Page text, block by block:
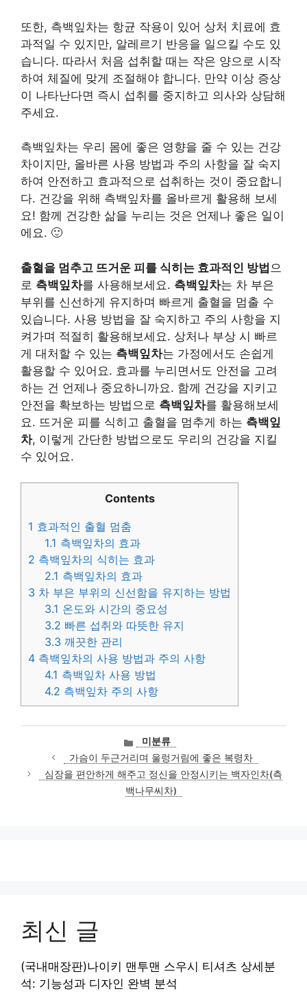
또한, 측백잎차는 항균 작용이 있어 상처 치료에 효
과적일 수 있지만, 알레르기 반응을 일으킬 수도 있
습니다. 따라서 처음 섭취할 때는 작은 양으로 시작
하여 체질에 맞게 조절해야 합니다. 만약 이상 증상
이 나타난다면 즉시 섭취를 중지하고 의사와 상담해
주세요.
측백잎차는 우리 몸에 좋은 영향을 줄 수 있는 건강
차이지만, 올바른 사용 방법과 주의 사항을 잘 숙지
하여 안전하고 효과적으로 섭취하는 것이 중요합니
다. 건강을 위해 측백잎차를 올바르게 활용해 보세
요! 함께 건강한 삶을 누리는 것은 언제나 좋은 일이
에요. 🙂
출혈을 멈추고 뜨거운 피를 식히는 효과적인 방법 으
로 측백잎차를 사용해보세요. 측백잎차는 차 부은
부위를 신선하게 유지하며 빠르게 출혈을 멈출 수
있습니다. 사용 방법을 잘 숙지하고 주의 사항을 지
켜가며 적절히 활용해보세요. 상처나 부상 시 빠르
게 대처할 수 있는 측백잎차는 가정에서도 손쉽게
활용할 수 있어요. 효과를 누리면서도 안전을 고려
하는 건 언제나 중요하니까요. 함께 건강을 지키고
안전을 확보하는 방법으로 측백잎차를 활용해보세
요. 뜨거운 피를 식히고 출혈을 멈추게 하는 측백잎
차, 이렇게 간단한 방법으로도 우리의 건강을 지킬
수 있어요.
Contents
1 효과적인 출혈 멈춤
1.1 측백잎차의 효과
2 측백잎차의 식히는 효과
2.1 측백잎차의 효과
3 차 부은 부위의 신선함을 유지하는 방법
3.1 온도와 시간의 중요성
3.2 빠른 섭취와 따뜻한 유지
3.3 깨끗한 관리
4 측백잎차의 사용 방법과 주의 사항
4.1 측백잎차 사용 방법
4.2 측백잎차 주의 사항
카
테
고
리
미분류
가슴이 두근거리며 울렁거림에 좋은 복령차
심장을 편안하게 해주고 정신을 안정시키는 백자인차(측
백나무씨차)
최신 글
(국내매장판)나이키 맨투맨 스우시 티셔츠 상세분
석: 기능성과 디자인 완벽 분석